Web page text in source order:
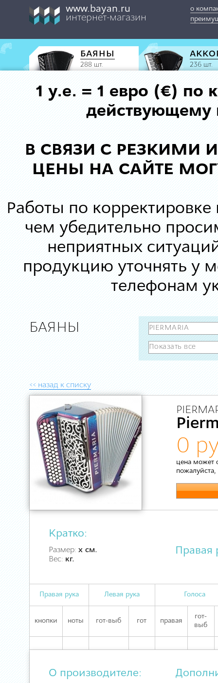
www.bayan.ru
интернет-магазин
о
БАЯНЫ
288 шт. 236 шт.
1 у.е. = 1 евро (€) по
действующему
В СВЯЗИ С РЕЗКИМИ
ЦЕНЫ НА САЙТЕ
Работы по корректировке
чем убедительно
неприятных
продукцию уточнять у
телефонам
БАЯНЫ
<< назад к списку
0
цена может
пожалуйста,
Кратко:
Размер: х см.
Вес: кг.
Правая
Правая рука Левая рука Голоса
кнопки ноты гот-выб гот правая
гот-
выб
О производителе: